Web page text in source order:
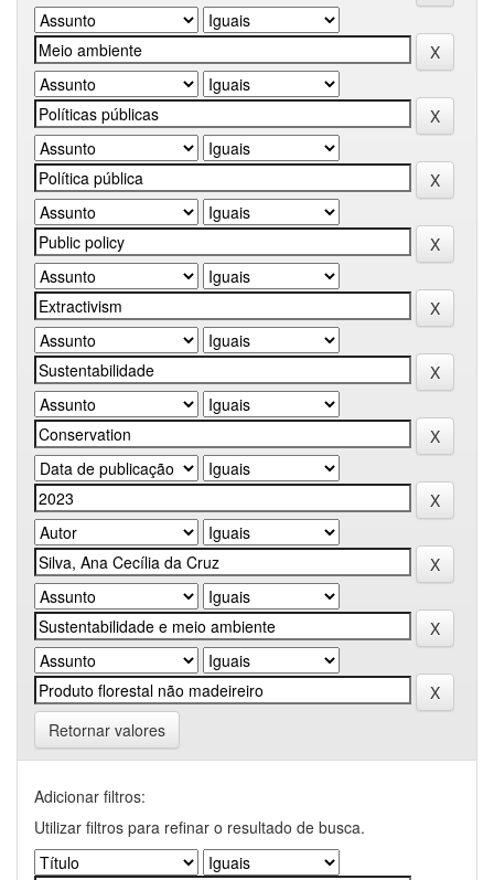
Retornar valores
Adicionar filtros:
Utilizar filtros para refinar o resultado de busca.